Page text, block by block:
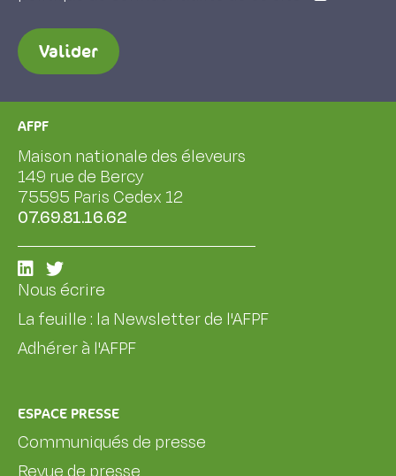
Valider
AFPF
Maison nationale des éleveurs
149 rue de Bercy
75595 Paris Cedex 12
07.69.81.16.62
Nous écrire
La feuille : la Newsletter de l'AFPF
Adhérer à l'AFPF
ESPACE PRESSE
Communiqués de presse